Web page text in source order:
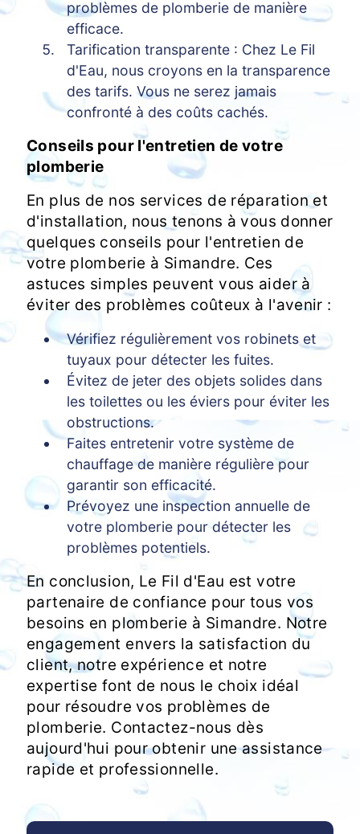
problèmes de plomberie de manière
efficace.
Tarification transparente : Chez Le Fil
d'Eau, nous croyons en la transparence
des tarifs. Vous ne serez jamais
confronté à des coûts cachés.
Conseils pour l'entretien de votre
plomberie
En plus de nos services de réparation et
d'installation, nous tenons à vous donner
quelques conseils pour l'entretien de
votre plomberie à Simandre. Ces
astuces simples peuvent vous aider à
éviter des problèmes coûteux à l'avenir :
Vérifiez régulièrement vos robinets et
tuyaux pour détecter les fuites.
Évitez de jeter des objets solides dans
les toilettes ou les éviers pour éviter les
obstructions.
Faites entretenir votre système de
chauffage de manière régulière pour
garantir son efficacité.
Prévoyez une inspection annuelle de
votre plomberie pour détecter les
problèmes potentiels.
En conclusion, Le Fil d'Eau est votre
partenaire de confiance pour tous vos
besoins en plomberie à Simandre. Notre
engagement envers la satisfaction du
client, notre expérience et notre
expertise font de nous le choix idéal
pour résoudre vos problèmes de
plomberie. Contactez-nous dès
aujourd'hui pour obtenir une assistance
rapide et professionnelle.